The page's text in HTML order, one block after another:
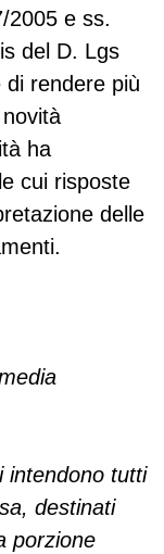
2005 e ss.
del D. Lgs
rendere più
ha
cui risposte
delle
intendono tutti
destinati
porzione